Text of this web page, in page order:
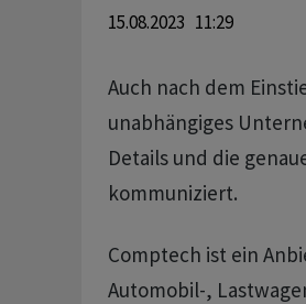
15.08.2023 11:29
Auch nach dem
unabhängiges
Details und die
kommuniziert.
Comptech ist ein
Automobil-,